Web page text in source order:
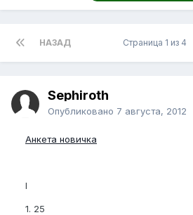
НАЗАД Страница 1 из 4
Sephiroth
Опубликовано 7 августа, 2012
Анкета новичка
I
1. 25